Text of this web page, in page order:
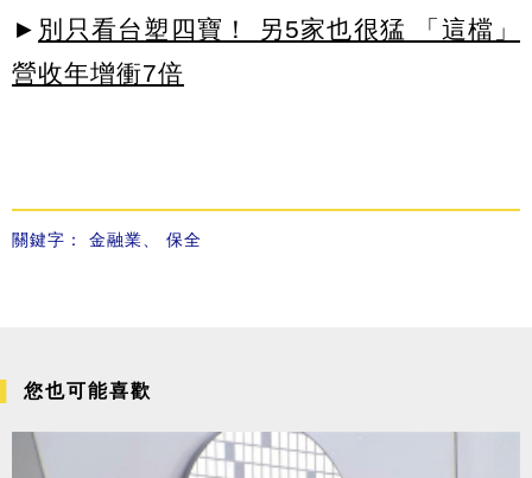
► 別只看台塑四寶！ 另5家也很猛 「這檔」
營收年增衝7倍
關鍵字： 金融業 保全
您也可能喜歡